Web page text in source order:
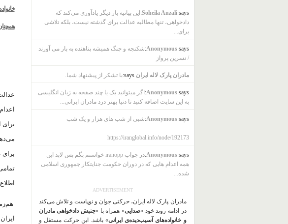
عدالت
برای
Soheila Anzalisays:
این بیانیه بار دیگر یادآوری می‌کند که
دادخواهی، تنها مطالبه عدالت برای گذشته نیست، بلکه تلاشی
برای...
Anonymoussays:
شکنجه و جنگ همیشه پناهنده به بار می آورند
/ نسرین پرواز
مادران پارک لاله ایران says: با تشکر از پیشنهاد شما.
Anonymoussays:
اگر میتوانید یک یا چند صفحه به زبان انگلیسی
به این سایت اضافه کنید تا دنیا بهتر درد مادران ایرانی...
Anonymoussays: شبی از شب های هزار و یک شب
https://iranglobal.info/node/192173
Anonymoussays:
در جواب iranopp خواستم بگم پس لابد این
همه اعدام هایی که در دوران حکومت جنایتکار جمهوری اسلامی
شده...
ADVERTISEMENT
مادران پارک لاله ایران، حرکتی جوان و نوپاست و تلاش می‌کند
در ادامه روند خود «صدایی» همراه با «جنبش دادخواهی مادران
و خانواده‌های آسیب‌دیده‌ی ایرانی» باشد. این حرکت مستقل و